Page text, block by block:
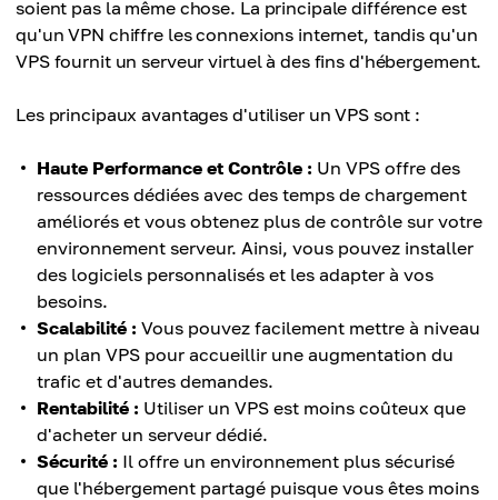
soient pas la même chose. La principale différence est
qu'un VPN chiffre les connexions internet, tandis qu'un
VPS fournit un serveur virtuel à des fins d'hébergement.
Les principaux avantages d'utiliser un VPS sont :
Haute Performance et Contrôle : Un VPS offre des
ressources dédiées avec des temps de chargement
améliorés et vous obtenez plus de contrôle sur votre
environnement serveur. Ainsi, vous pouvez installer
des logiciels personnalisés et les adapter à vos
besoins.
Scalabilité : Vous pouvez facilement mettre à niveau
un plan VPS pour accueillir une augmentation du
trafic et d'autres demandes.
Rentabilité : Utiliser un VPS est moins coûteux que
d'acheter un serveur dédié.
Sécurité : Il offre un environnement plus sécurisé
que l'hébergement partagé puisque vous êtes moins